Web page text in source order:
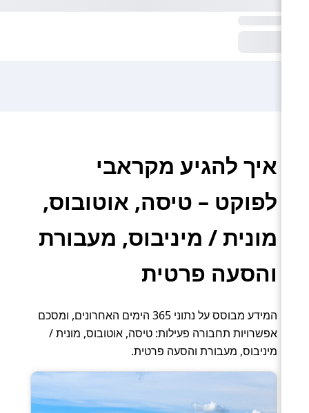
איך להגיע מקראבי
לפוקט – טיסה, אוטובוס,
מונית / מיניבוס, מעבורת
והסעה פרטית
המידע מבוסס על נתוני 365 הימים האחרונים, ומסכם
אפשרויות תחבורה פעילות: טיסה, אוטובוס, מונית /
מיניבוס, מעבורת והסעה פרטית.